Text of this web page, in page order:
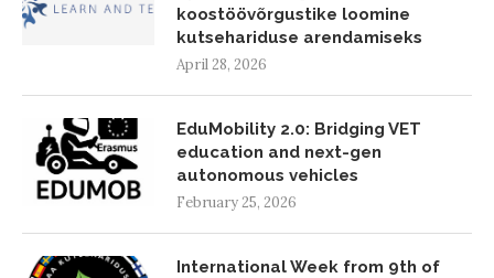
koostöövõrgustike loomine
kutsehariduse arendamiseks
April 28, 2026
EduMobility 2.0: Bridging VET
education and next-gen
autonomous vehicles
February 25, 2026
International Week from 9th of